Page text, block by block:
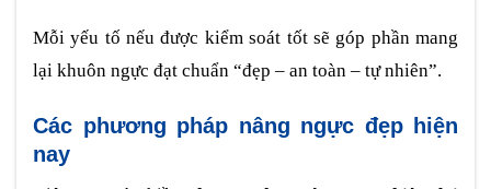
Mỗi yếu tố nếu được kiểm soát tốt sẽ góp phần mang
lại khuôn ngực đạt chuẩn “đẹp – an toàn – tự nhiên”.
Các phương pháp nâng ngực đẹp hiện
nay